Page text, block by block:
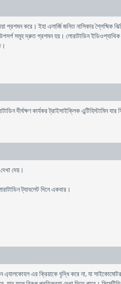
প্রশমন করে। ইহা এলার্জি জনিত নাসিকার
দ্রুত প্রশমন হয়। লােরাটাডিন ইডিওপ্যাথিক
দীর্ঘক্ষণ কার্যকর ট্রাইসাইক্লিক এন্টিহিস্টামিন
দেয়।
ট্যাবলেট দিনে একবার।
এর ক্রিয়াকে বৃদ্ধি করে না, যা